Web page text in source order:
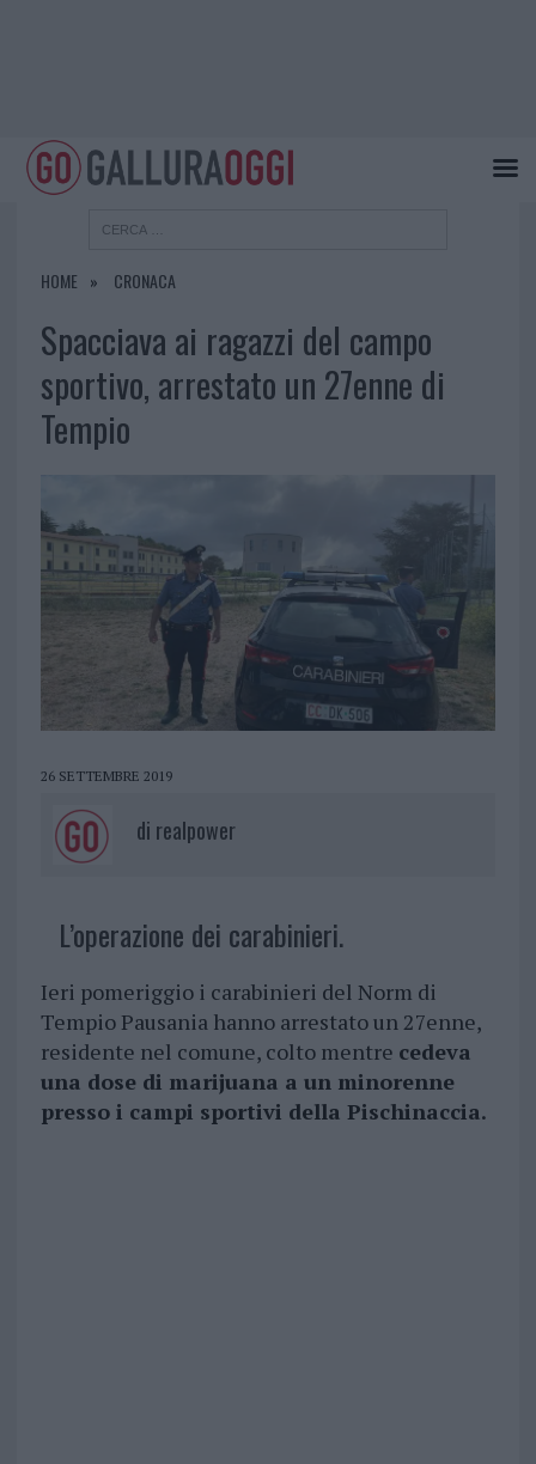
HOME CRONACA
Spacciava ai ragazzi del campo
sportivo, arrestato un 27enne di
Tempio
26 SETTEMBRE 2019
di realpower
L’operazione dei carabinieri.
Ieri pomeriggio i carabinieri del Norm di
Tempio Pausania hanno arrestato un 27enne,
residente nel comune, colto mentre cedeva
una dose di marijuana a un minorenne
presso i campi sportivi della Pischinaccia.